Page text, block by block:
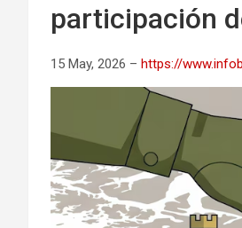
participación
15 May, 2026 – https://